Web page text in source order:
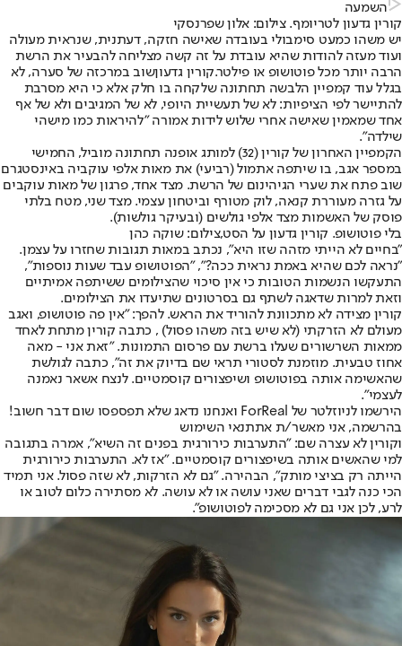
השמעה
קורין גדעון לטריומף. צילום: אלון שפרנסקי
יש משהו כמעט סימבולי בעובדה שאישה חזקה, דעתנית, שנראית מעולה
ועוד מעזה להודות שהיא עובדת על זה קשה מצליחה להבעיר את הרשת
הרבה יותר מכל פוטושופ או פילטר.קורין גדעוןשוב במרכזה של סערה, לא
בגלל עוד קמפיין הלבשה תחתונה שלקחה בו חלק אלא כי היא מסרבת
להתיישר לפי הציפיות: לא של תעשיית היופי, לא של המגיבים ולא של אף
אחד שמאמין שאישה אחרי שלוש לידות אמורה "להיראות כמו מישהי
שילדה".
הקמפיין האחרון של קורין (32) למותג אופנה תחתונה מוביל, החמישי
במספר אגב, בו שיתפה אתמול (רביעי) את מאות אלפי עוקביה באינסטגרם
שוב פתח את שערי הגיהינום של הרשת. מצד אחד, פרגון של מאות עוקבים
על גזרה מעוררת קנאה, לוק מטורף וביטחון עצמי. מצד שני, מטח בלתי
פוסק של האשמות מצד אלפי גולשים (ובעיקר גולשות).
בלי פוטושופ. קורין גדעון על הסט,צילום: שוקה כהן
"בחיים לא הייתי מזהה שזו היא", נכתב במאות תגובות שחזרו על עצמן.
"נראה לכם שהיא באמת נראית ככה?", "הפוטושופ עבד שעות נוספות",
התעקשו הנשמות הטובות כי אין סיכוי שהצילומים ששיתפה אמיתיים
וזאת למרות שדאגה לשתף גם בסרטונים שתיעדו את הצילומים.
קורין מצידה לא מתכוונת להוריד את הראש. להפך: "אין פה פוטושופ, ואגב
מעולם לא הזרקתי (לא שיש בזה משהו פסול) , כתבה קורין מתחת לאחד
ממאות השרשורים שעלו ברשת עם פרסום התמונות. "זאת אני - מאה
אחוז טבעית. מוזמנת לסטורי תראי שם בדיוק את זה", כתבה לגולשת
שהאשימה אותה בפוטושופ ושיפצורים קוסמטיים. לנצח אשאר נאמנה
לעצמי".
הירשמו לניוזלטר של ForReal ואנחנו נדאג שלא תפספסו שום דבר חשוב!
בהרשמה, אני מאשר/ת אתתנאי השימוש
וקורין לא עצרה שם: "התערבות כירורגית בפנים זה השיא", אמרה בתגובה
למי שהאשים אותה בשיפצורים קוסמטיים. "אז לא. התערבות כירורגית
הייתה רק בציצי מותק", הבהירה. "גם לא הזרקות, לא שזה פסול. אני תמיד
הכי כנה לגבי דברים שאני עושה או לא עושה. לא מסתירה כלום לטוב או
לרע, לכן אני גם לא מסכימה לפוטושופ".